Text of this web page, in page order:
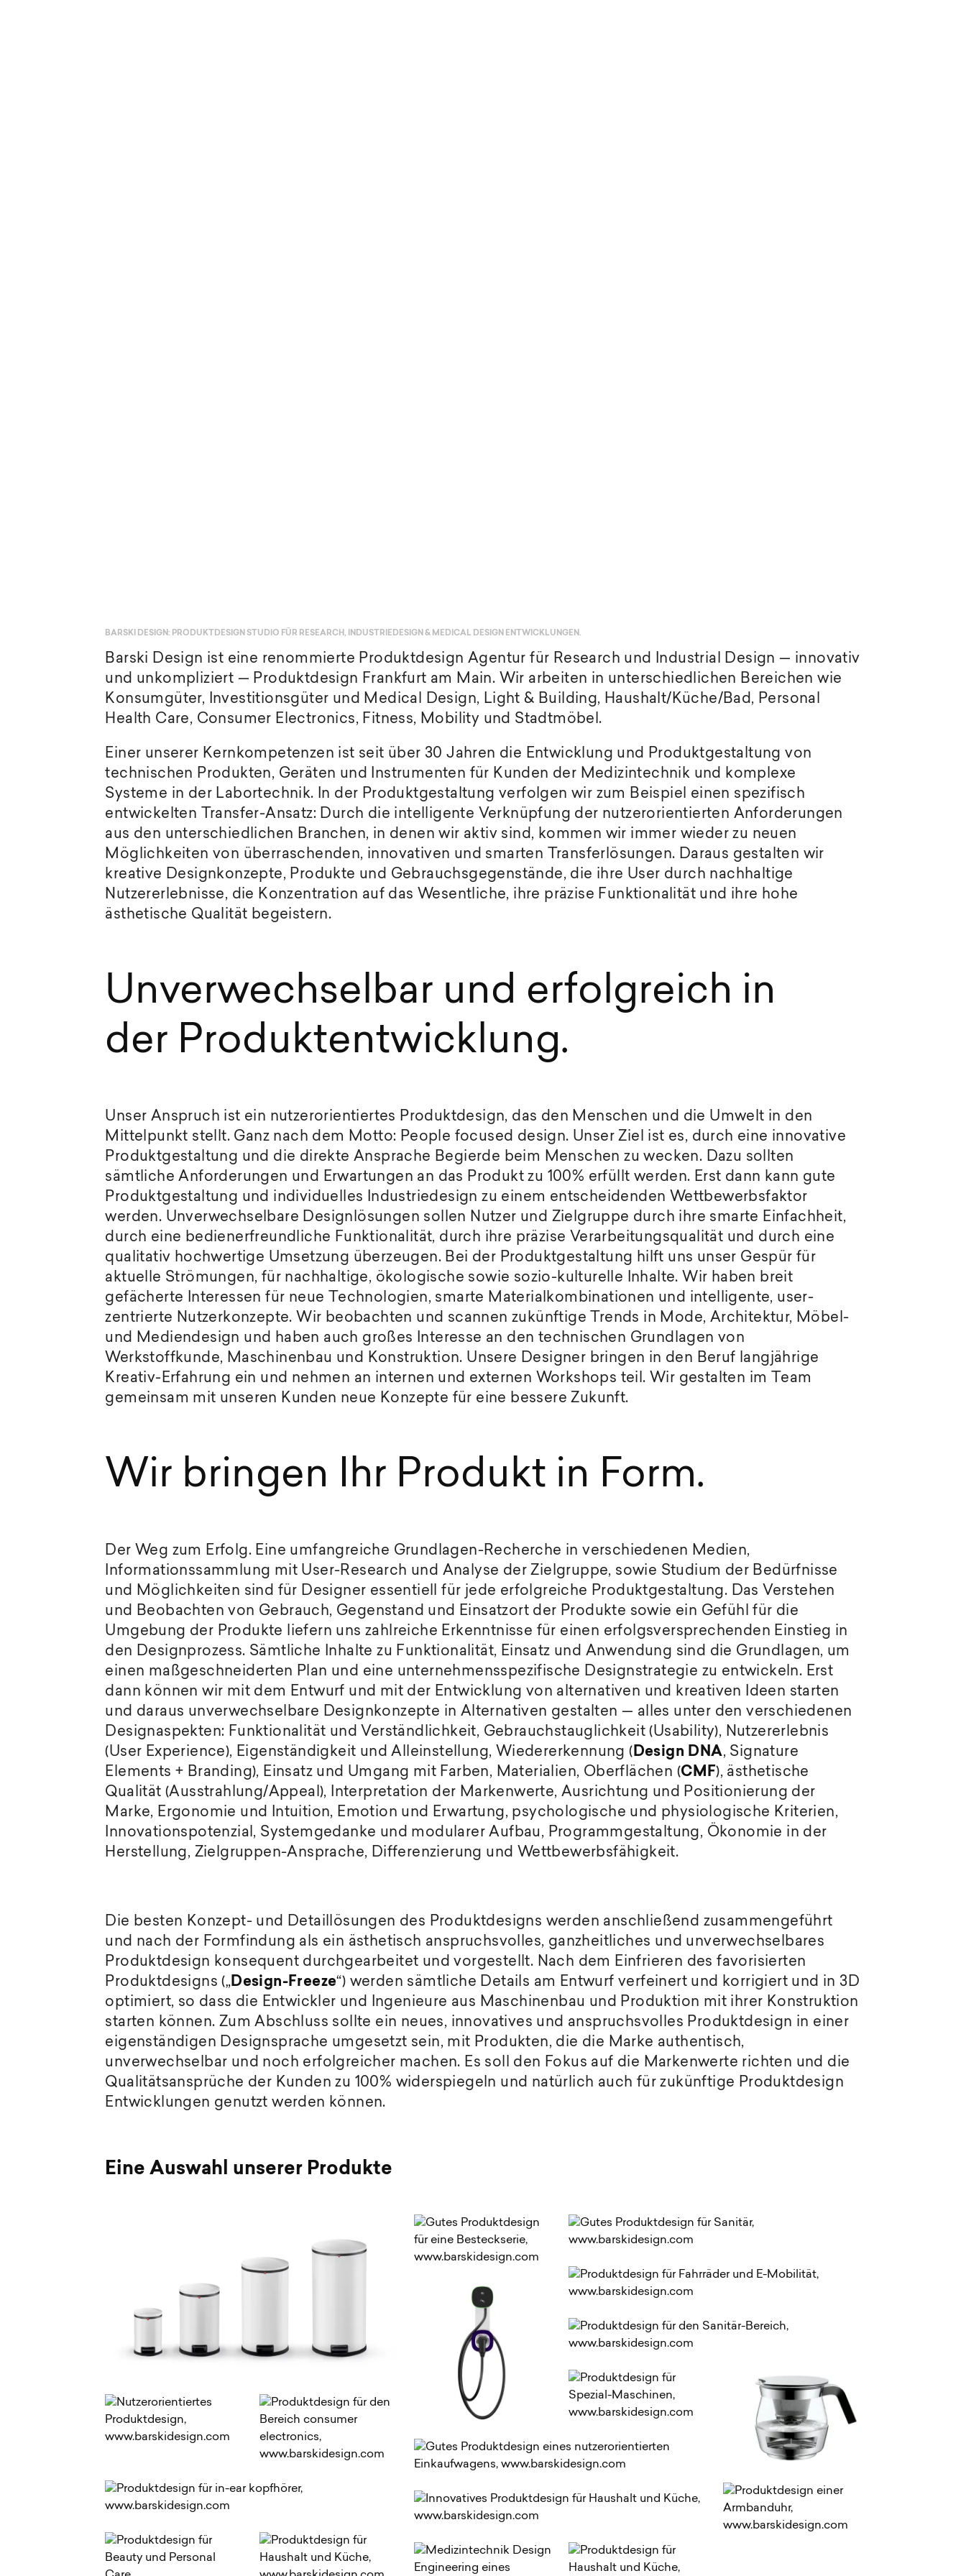
BARSKI DESIGN: PRODUKTDESIGN STUDIO FÜR RESEARCH, INDUSTRIEDESIGN & MEDICAL DESIGN ENTWICKLUNGEN.
Barski Design ist eine renommierte Produktdesign Agentur für Research und Industrial Design — innovativ
und unkompliziert — Produktdesign Frankfurt am Main. Wir arbeiten in unterschiedlichen Bereichen wie
Konsumgüter, Investitionsgüter und Medical Design, Light & Building, Haushalt/Küche/Bad, Personal
Health Care, Consumer Electronics, Fitness, Mobility und Stadtmöbel.
Einer unserer Kernkompetenzen ist seit über 30 Jahren die Entwicklung und Produktgestaltung von
technischen Produkten, Geräten und Instrumenten für Kunden der Medizintechnik und komplexe
Systeme in der Labortechnik. In der Produktgestaltung verfolgen wir zum Beispiel einen spezifisch
entwickelten Transfer-Ansatz: Durch die intelligente Verknüpfung der nutzerorientierten Anforderungen
aus den unterschiedlichen Branchen, in denen wir aktiv sind, kommen wir immer wieder zu neuen
Möglichkeiten von überraschenden, innovativen und smarten Transferlösungen. Daraus gestalten wir
kreative Designkonzepte, Produkte und Gebrauchsgegenstände, die ihre User durch nachhaltige
Nutzererlebnisse, die Konzentration auf das Wesentliche, ihre präzise Funktionalität und ihre hohe
ästhetische Qualität begeistern.
Unverwechselbar und erfolgreich in
der Produktentwicklung.
Unser Anspruch ist ein nutzerorientiertes Produktdesign, das den Menschen und die Umwelt in den
Mittelpunkt stellt. Ganz nach dem Motto: People focused design. Unser Ziel ist es, durch eine innovative
Produktgestaltung und die direkte Ansprache Begierde beim Menschen zu wecken. Dazu sollten
sämtliche Anforderungen und Erwartungen an das Produkt zu 100% erfüllt werden. Erst dann kann gute
Produktgestaltung und individuelles Industriedesign zu einem entscheidenden Wettbewerbsfaktor
werden. Unverwechselbare Designlösungen sollen Nutzer und Zielgruppe durch ihre smarte Einfachheit,
durch eine bedienerfreundliche Funktionalität, durch ihre präzise Verarbeitungsqualität und durch eine
qualitativ hochwertige Umsetzung überzeugen. Bei der Produktgestaltung hilft uns unser Gespür für
aktuelle Strömungen, für nachhaltige, ökologische sowie sozio-kulturelle Inhalte. Wir haben breit
gefächerte Interessen für neue Technologien, smarte Materialkombinationen und intelligente, user-
zentrierte Nutzerkonzepte. Wir beobachten und scannen zukünftige Trends in Mode, Architektur, Möbel-
und Mediendesign und haben auch großes Interesse an den technischen Grundlagen von
Werkstoffkunde, Maschinenbau und Konstruktion. Unsere Designer bringen in den Beruf langjährige
Kreativ-Erfahrung ein und nehmen an internen und externen Workshops teil. Wir gestalten im Team
gemeinsam mit unseren Kunden neue Konzepte für eine bessere Zukunft.
Wir bringen Ihr Produkt in Form.
Der Weg zum Erfolg. Eine umfangreiche Grundlagen-Recherche in verschiedenen Medien,
Informationssammlung mit User-Research und Analyse der Zielgruppe, sowie Studium der Bedürfnisse
und Möglichkeiten sind für Designer essentiell für jede erfolgreiche Produktgestaltung. Das Verstehen
und Beobachten von Gebrauch, Gegenstand und Einsatzort der Produkte sowie ein Gefühl für die
Umgebung der Produkte liefern uns zahlreiche Erkenntnisse für einen erfolgsversprechenden Einstieg in
den Designprozess. Sämtliche Inhalte zu Funktionalität, Einsatz und Anwendung sind die Grundlagen, um
einen maßgeschneiderten Plan und eine unternehmensspezifische Designstrategie zu entwickeln. Erst
dann können wir mit dem Entwurf und mit der Entwicklung von alternativen und kreativen Ideen starten
und daraus unverwechselbare Designkonzepte in Alternativen gestalten — alles unter den verschiedenen
Designaspekten: Funktionalität und Verständlichkeit, Gebrauchstauglichkeit (Usability), Nutzererlebnis
(User Experience), Eigenständigkeit und Alleinstellung, Wiedererkennung (Design DNA, Signature
Elements + Branding), Einsatz und Umgang mit Farben, Materialien, Oberflächen (CMF), ästhetische
Qualität (Ausstrahlung/Appeal), Interpretation der Markenwerte, Ausrichtung und Positionierung der
Marke, Ergonomie und Intuition, Emotion und Erwartung, psychologische und physiologische Kriterien,
Innovationspotenzial, Systemgedanke und modularer Aufbau, Programmgestaltung, Ökonomie in der
Herstellung, Zielgruppen-Ansprache, Differenzierung und Wettbewerbsfähigkeit.
Die besten Konzept- und Detaillösungen des Produktdesigns werden anschließend zusammengeführt
und nach der Formfindung als ein ästhetisch anspruchsvolles, ganzheitliches und unverwechselbares
Produktdesign konsequent durchgearbeitet und vorgestellt. Nach dem Einfrieren des favorisierten
Produktdesigns („Design-Freeze“) werden sämtliche Details am Entwurf verfeinert und korrigiert und in 3D
optimiert, so dass die Entwickler und Ingenieure aus Maschinenbau und Produktion mit ihrer Konstruktion
starten können. Zum Abschluss sollte ein neues, innovatives und anspruchsvolles Produktdesign in einer
eigenständigen Designsprache umgesetzt sein, mit Produkten, die die Marke authentisch,
unverwechselbar und noch erfolgreicher machen. Es soll den Fokus auf die Markenwerte richten und die
Qualitätsansprüche der Kunden zu 100% widerspiegeln und natürlich auch für zukünftige Produktdesign
Entwicklungen genutzt werden können.
Eine Auswahl unserer Produkte